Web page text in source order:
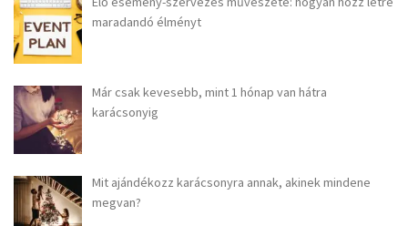
maradandó élményt
Már csak kevesebb, mint 1 hónap van hátra
karácsonyig
Mit ajándékozz karácsonyra annak, akinek mindene
megvan?